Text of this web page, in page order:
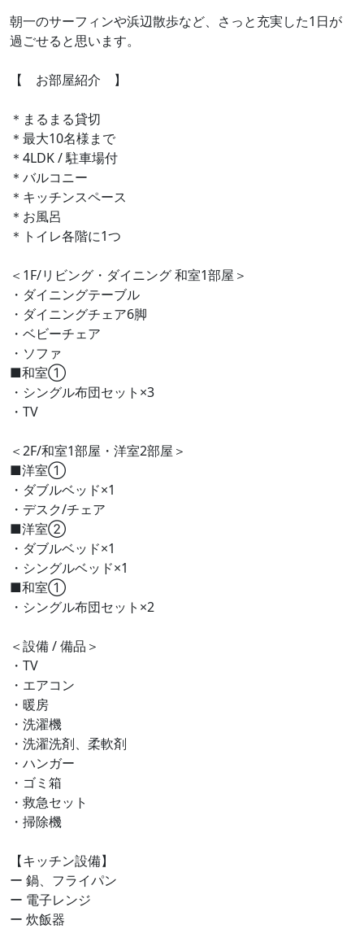
朝一のサーフィンや浜辺散歩など、さっと充実した1日が
過ごせると思います。
【 お部屋紹介 】
＊まるまる貸切
＊最大10名様まで
＊4LDK / 駐車場付
＊バルコニー
＊キッチンスペース
＊お風呂
＊トイレ各階に1つ
＜1F/リビング・ダイニング 和室1部屋＞
・ダイニングテーブル
・ダイニングチェア6脚
・ベビーチェア
・ソファ
■和室①
・シングル布団セット×3
・TV
＜2F/和室1部屋・洋室2部屋＞
■洋室①
・ダブルベッド×1
・デスク/チェア
■洋室➁
・ダブルベッド×1
・シングルベッド×1
■和室①
・シングル布団セット×2
＜設備 / 備品＞
・TV
・エアコン
・暖房
・洗濯機
・洗濯洗剤、柔軟剤
・ハンガー
・ゴミ箱
・救急セット
・掃除機
【キッチン設備】
ー 鍋、フライパン
ー 電子レンジ
ー 炊飯器